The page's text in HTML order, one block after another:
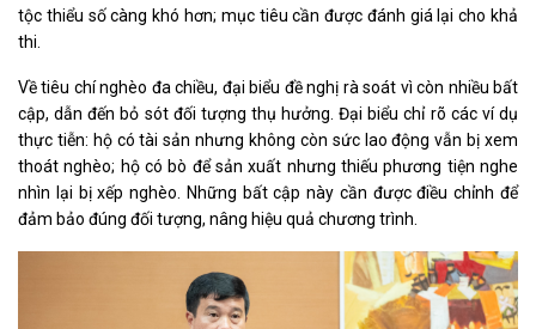
tộc thiểu số càng khó hơn; mục tiêu cần được đánh giá lại cho khả
thi.
Về tiêu chí nghèo đa chiều, đại biểu đề nghị rà soát vì còn nhiều bất
cập, dẫn đến bỏ sót đối tượng thụ hưởng. Đại biểu chỉ rõ các ví dụ
thực tiễn: hộ có tài sản nhưng không còn sức lao động vẫn bị xem
thoát nghèo; hộ có bò để sản xuất nhưng thiếu phương tiện nghe
nhìn lại bị xếp nghèo. Những bất cập này cần được điều chỉnh để
đảm bảo đúng đối tượng, nâng hiệu quả chương trình.